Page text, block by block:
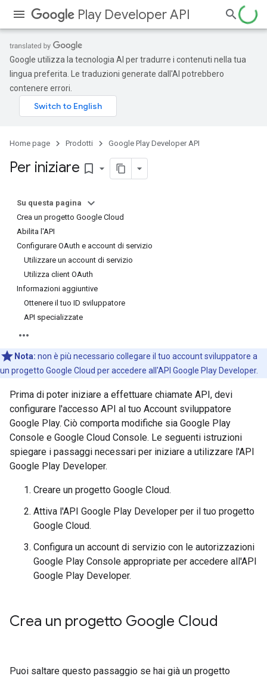
Play Developer API
Google utilizza la tecnologia AI per tradurre i contenuti nella tua
lingua preferita. Le traduzioni generate dall'AI potrebbero
contenere errori.
Home page Prodotti Google Play Developer API
Per iniziare bookmark_border
Su questa pagina
Crea un progetto Google Cloud
Abilita l'API
Configurare OAuth e account di servizio
Utilizzare un account di servizio
Utilizza client OAuth
Informazioni aggiuntive
Ottenere il tuo ID sviluppatore
API specializzate
Nota: non è più necessario collegare il tuo account sviluppatore a
un progetto Google Cloud per accedere all'API Google Play Developer.
Prima di poter iniziare a effettuare chiamate API, devi
configurare l'accesso API al tuo Account sviluppatore
Google Play. Ciò comporta modifiche sia Google Play
Console e Google Cloud Console. Le seguenti istruzioni
spiegare i passaggi necessari per iniziare a utilizzare l'API
Google Play Developer.
Creare un progetto Google Cloud.
Attiva l'API Google Play Developer per il tuo progetto
Google Cloud.
Configura un account di servizio con le autorizzazioni
Google Play Console appropriate per accedere all'API
Google Play Developer.
Crea un progetto Google Cloud
Puoi saltare questo passaggio se hai già un progetto